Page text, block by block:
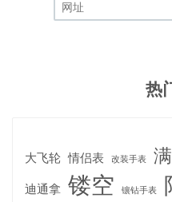
热
大飞轮 情侣表 改装手表
迪通拿 镂空 镶钻手表